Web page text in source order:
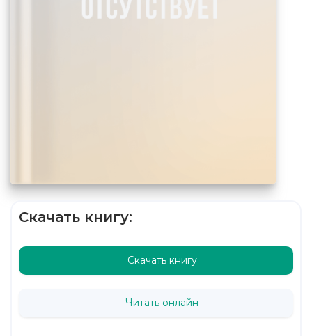
Скачать книгу:
Скачать книгу
Читать онлайн